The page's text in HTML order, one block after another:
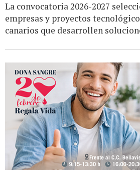
La convocatoria 2026-2027
empresas y proyectos
canarios que desarrollen